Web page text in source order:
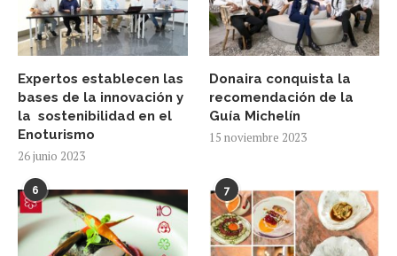
Expertos establecen las
bases de la innovación y
la sostenibilidad en el
Enoturismo
26 junio 2023
Donaira conquista la
recomendación de la
Guía Michelín
15 noviembre 2023
6 7